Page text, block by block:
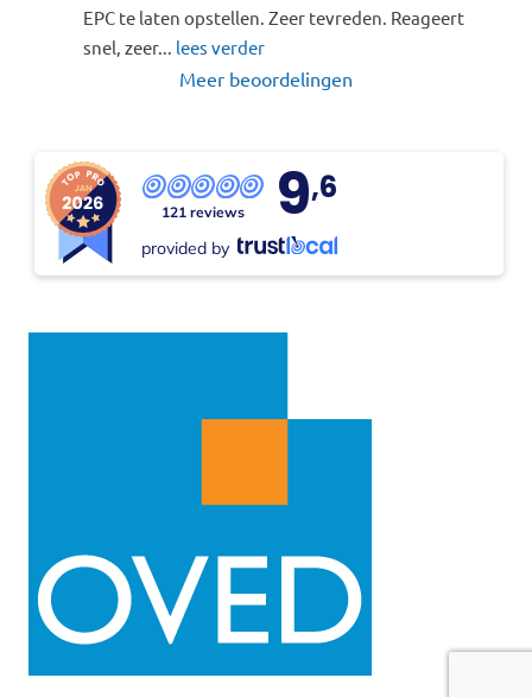
EPC te laten opstellen. Zeer tevreden. Reageert
snel, zeer... lees verder
Meer beoordelingen
121 reviews 9,6
provided by